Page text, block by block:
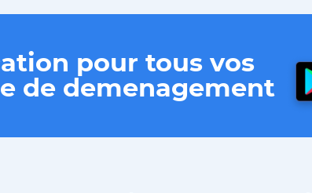
pour tous vos
de demenagement